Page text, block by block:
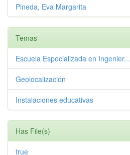
Pineda, Eva Margarita
Temas
Escuela Especializada en Ingenier...
Geolocalización
Instalaciones educativas
Has File(s)
true